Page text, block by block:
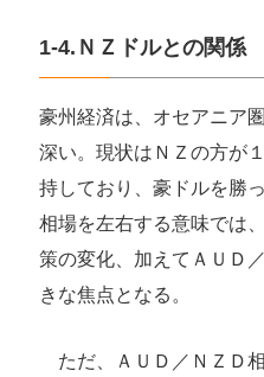
1-4.ＮＺドルとの関係
豪州経済は、オセアニア
深い。現状はＮＺの方が
持しており、豪ドルを勝
相場を左右する意味では
策の変化、加えてＡＵＤ
きな焦点となる。
ただ、ＡＵＤ／ＮＺＤ